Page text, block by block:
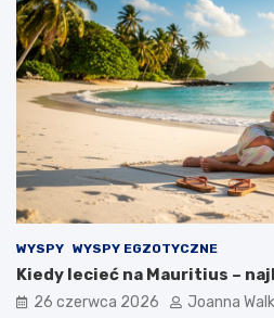
WYSPY WYSPY EGZOTYCZNE
Kiedy lecieć na Mauritius –
26 czerwca 2026 Joanna